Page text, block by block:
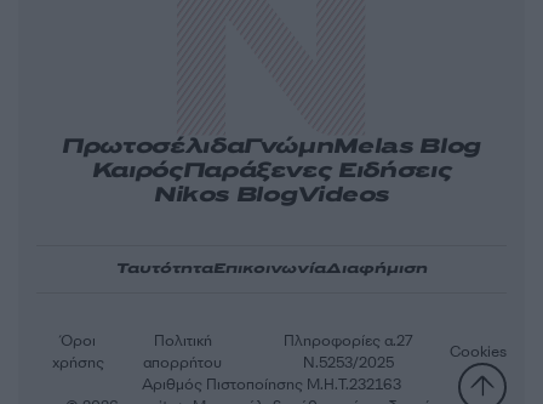
ΠρωτοσέλιδαΓνώμηMelas Blog
ΚαιρόςΠαράξενες Ειδήσεις
Nikos BlogVideos
ΤαυτότηταΕπικοινωνίαΔιαφήμιση
Αριθμός Πιστοποίησης Μ.Η.Τ.232163
Όροι
χρήσης
Πολιτική
απορρήτου
Πληροφορίες α.27
Ν.5253/2025
Cookies